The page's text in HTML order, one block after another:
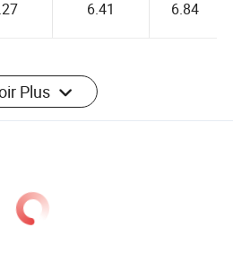
Sales Co.,.Ltd
entreprise professionnelle de
en Chine de haute
Plus